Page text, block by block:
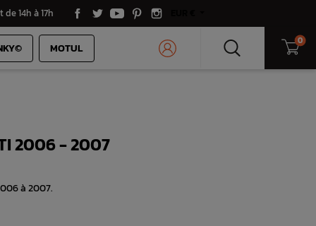
14h à 17h
MOTUL 0
2006 - 2007
à 2007.